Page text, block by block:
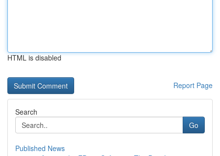
HTML is disabled
Report Page
Search
Go
Published News